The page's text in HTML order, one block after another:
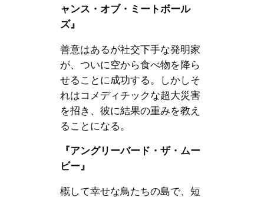
ャンス・オブ・ミートボール
ズ』
善意はあるが社交下手な発明家
が、ついに空から食べ物を降ら
せることに成功する。しかしそ
れはコメディチックな超大災害
を招き、彼に結果の重みを教え
ることになる。
『アングリーバード・ザ・ムー
ビー』
概して幸せな鳥たちの島で、短